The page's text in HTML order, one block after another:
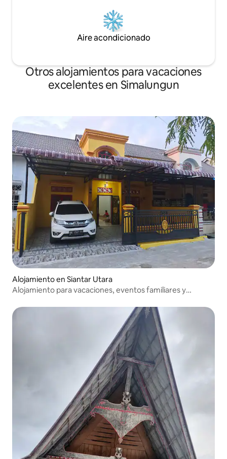
Aire acondicionado
Otros alojamientos para vacaciones
excelentes en Simalungun
Alojamiento en Siantar Utara
Alojamiento para vacaciones, eventos familiares y